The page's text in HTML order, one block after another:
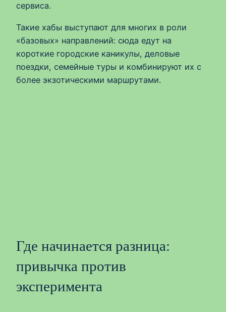
сервиса.
Такие хабы выступают для многих в роли
«базовых» направлений: сюда едут на
короткие городские каникулы, деловые
поездки, семейные туры и комбинируют их с
более экзотическими маршрутами.
Где начинается разница:
привычка против
эксперимента